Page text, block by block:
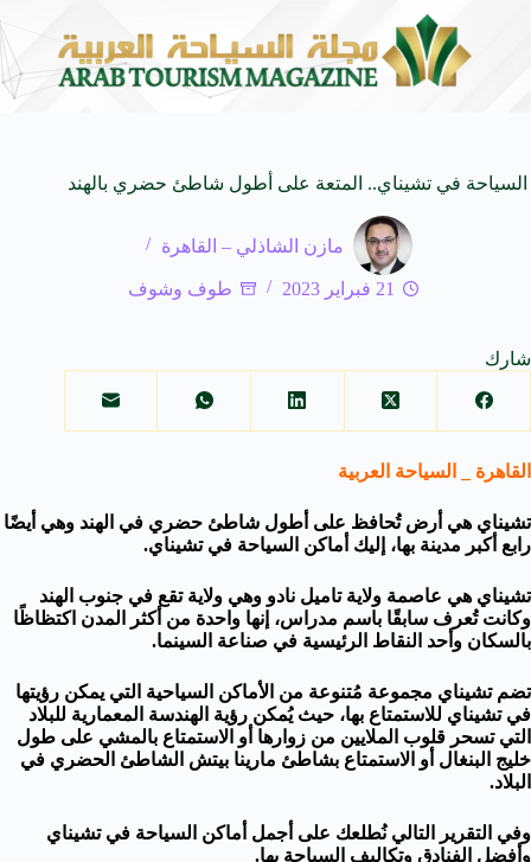
مصرية 5 أغسطس 2026 أكاديمية حبيب الكل بطلاً للدوري الممتاز
السياحة في تشيناي.. المتعة على أطول شاطئ حضري بالهند
مازن الشاذلي – القاهرة
21 فبراير 2023 طوف وشوف
شارك
القاهرة _ السياحة العربية
تشيناي هي أرض تُحافظ على أطول شاطئ حضري في الهند وهي أيضًا
رابع أكبر مدينة بها، إليك أماكن السياحة في تشيناي.
تشيناي هي عاصمة ولاية تاميل نادو وهي ولاية تقع في جنوب الهند
وكانت تُعرف سابقًا باسم مدراس، إنها واحدة من أكثر المدن اكتظاظًا
بالسكان وأحد النقاط الرئيسية في صناعة السينما.
تضم تشيناي مجموعة مُتنوعة من الأماكن السياحية التي يمكن رؤيتها
في تشيناي للاستمتاع بها، حيث يُمكن رؤية الهندسة المعمارية للبلاد
التي تسحر قلوب الملايين من زوارها أو الاستمتاع بالمشي على طول
خليج البنغال أو الاستمتاع بشاطئ مارينا بيتش الشاطئ الحضري في
البلاد.
وفي التقرير التالي نُطلعك على أجمل أماكن السياحة في تشيناي
وأفضل الفنادق وتكاليف السياحة بها.